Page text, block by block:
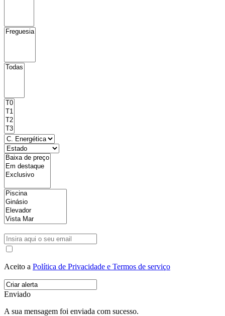
Aceito a Política de Privacidade e Termos de serviço
Enviado
A sua mensagem foi enviada com sucesso.